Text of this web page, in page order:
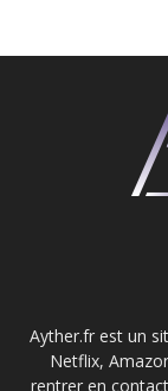
Ayther.fr est un
Netflix,
rentrer en